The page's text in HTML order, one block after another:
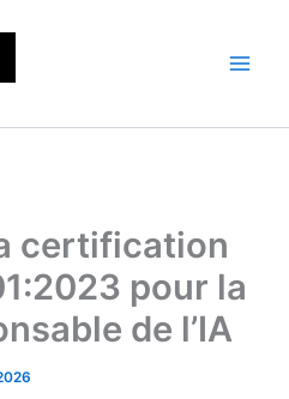
certification
pour la
de l’IA